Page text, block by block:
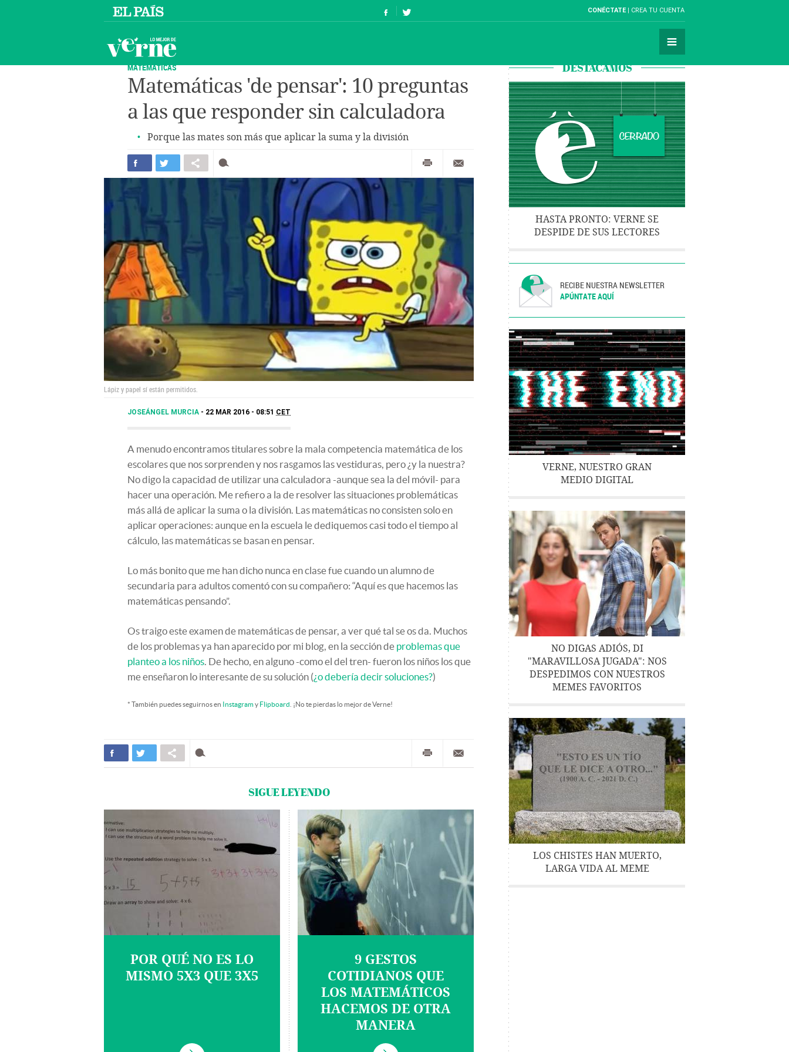
CONÉCTATE CREA TU CUENTA
MATEMÁTICAS
Matemáticas 'de pensar': 10 preguntas
a las que responder sin calculadora
Porque las mates son más que aplicar la suma y la división
Lápiz y papel sí están permitidos.
JOSEÁNGEL MURCIA 22 MAR 2016 - 08:51 CET
A menudo encontramos titulares sobre la mala competencia matemática de los
escolares que nos sorprenden y nos rasgamos las vestiduras, pero ¿y la nuestra?
No digo la capacidad de utilizar una calculadora -aunque sea la del móvil- para
hacer una operación. Me refiero a la de resolver las situaciones problemáticas
más allá de aplicar la suma o la división. Las matemáticas no consisten solo en
aplicar operaciones: aunque en la escuela le dediquemos casi todo el tiempo al
cálculo, las matemáticas se basan en pensar.
Lo más bonito que me han dicho nunca en clase fue cuando un alumno de
secundaria para adultos comentó con su compañero: “Aquí es que hacemos las
matemáticas pensando”.
Os traigo este examen de matemáticas de pensar, a ver qué tal se os da. Muchos
de los problemas ya han aparecido por mi blog, en la sección de problemas que
planteo a los niños. De hecho, en alguno -como el del tren- fueron los niños los que
me enseñaron lo interesante de su solución (¿o debería decir soluciones?)
* También puedes seguirnos en Instagramy Flipboard . ¡No te pierdas lo mejor de Verne!
SIGUE LEYENDO
POR QUÉ NO ES LO
MISMO 5X3 QUE 3X5
9 GESTOS
COTIDIANOS QUE
LOS MATEMÁTICOS
HACEMOS DE OTRA
MANERA
DESTACAMOS
HASTA PRONTO: VERNE SE
DESPIDE DE SUS LECTORES
RECIBE NUESTRA NEWSLETTER
APÚNTATE AQUÍ
VERNE, NUESTRO GRAN
MEDIO DIGITAL
NO DIGAS ADIÓS, DI
"MARAVILLOSA JUGADA": NOS
DESPEDIMOS CON NUESTROS
MEMES FAVORITOS
LOS CHISTES HAN MUERTO,
LARGA VIDA AL MEME